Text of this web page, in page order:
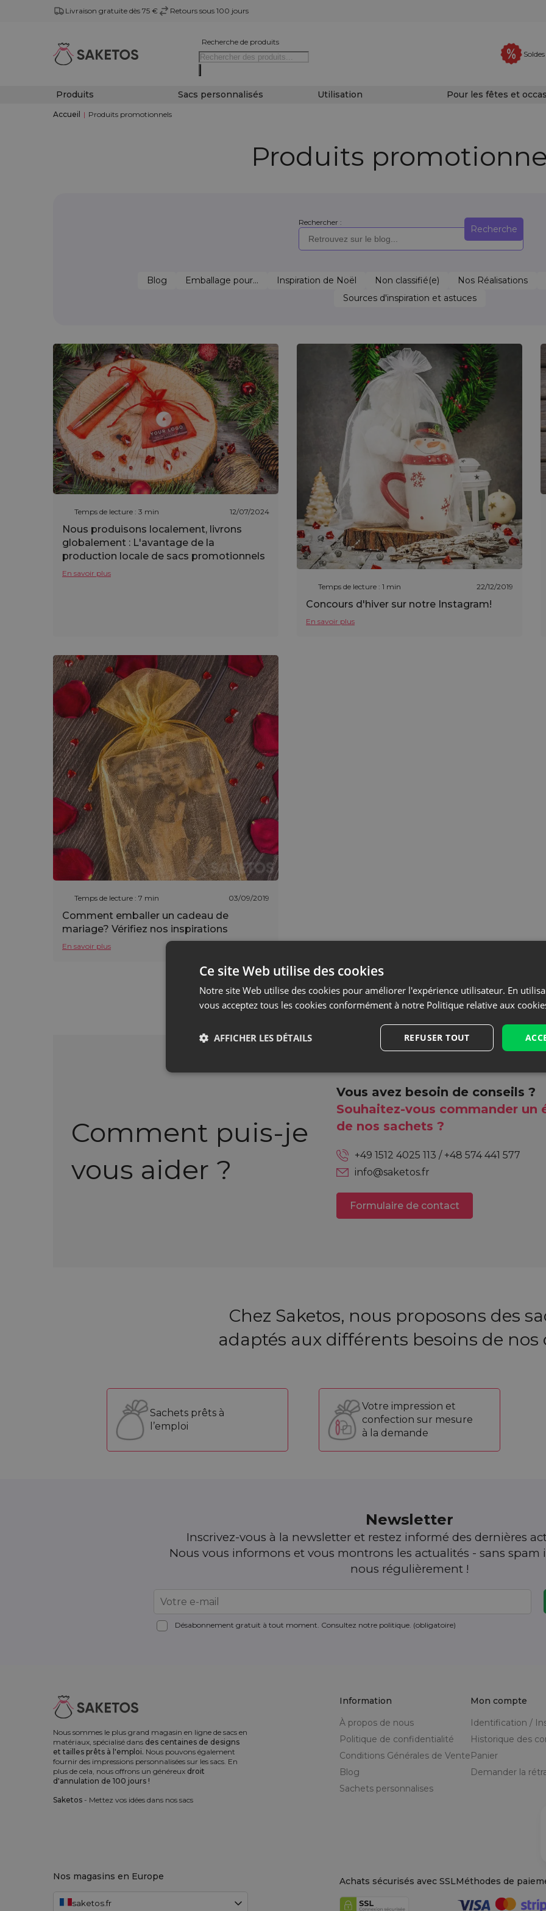
Livraison gratuite dès 75 € Retours sous 100 jours
Recherche de produits
Soldes
Produits Sacs personnalisés Utilisation Pour les fêtes et
Accueil | Produits promotionnels
Produits
Rechercher :
Recherche
Blog Emballage pour... Inspiration de Noël Non classifié(e) Nos Réalisations
Sources d'inspiration et astuces
Temps de lecture : 3 min 12/07/2024
Nous produisons localement, livrons
globalement : L'avantage de la
production locale de sacs promotionnels
En savoir plus
Temps de lecture : 1 min
22/12/2019
Concours d'hiver sur notre Instagram!
En savoir plus
Temps de lecture : 7 min 03/09/2019
Comment emballer un cadeau de
mariage? Vérifiez nos inspirations
En savoir plus
Comment puis-je
vous aider ?
Vous avez besoin de conseils ?
Souhaitez-vous commander un
de nos sachets ?
+49 1512 4025 113 / +48 574 441 577
info@saketos.fr
Formulaire de contact
Chez Saketos, nous proposons des
adaptés aux différents besoins de nos
Sachets prêts à
l’emploi
Votre impression et
confection sur mesure
à la demande
Newsletter
Inscrivez-vous à la newsletter et restez informé des dernières
Nous vous informons et vous montrons les actualités - sans spam
nous régulièrement !
Désabonnement gratuit à tout moment. Consultez notre politique. (obligatoire)
Nous sommes le plus grand magasin en ligne de sacs en
matériaux, spécialisé dans des centaines de designs
et tailles prêts à l'emploi. Nous pouvons également
fournir des impressions personnalisées sur les sacs. En
plus de cela, nous offrons un généreux droit
d'annulation de 100 jours !
Saketos - Mettez vos idées dans nos sacs
Nos magasins en Europe
saketos.fr
Information
À propos de nous
Politique de confidentialité
Conditions Générales de Vente
Blog
Sachets personnalises
Mon compte
Identification /
Historique des
Panier
Demander la
Achats sécurisés avec SSLMéthodes de
Ce site Web utilise des cookies
Notre site Web utilise des cookies pour améliorer l'expérience utilisateur. En
vous acceptez tous les cookies conformément à notre Politique relative aux
REFUSER TOUT
AFFICHER LES DÉTAILS